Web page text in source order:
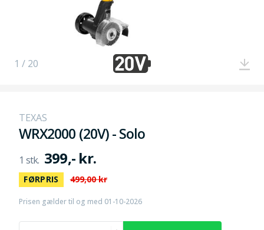
1 / 20
TEXAS
WRX2000 (20V) - Solo
399,- kr.
FØRPRIS 499,00 kr
Prisen gælder til og med 01-10-2026